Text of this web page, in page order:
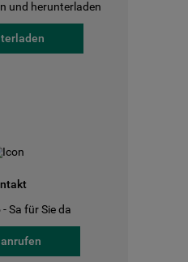
und herunterladen
Sa für Sie da